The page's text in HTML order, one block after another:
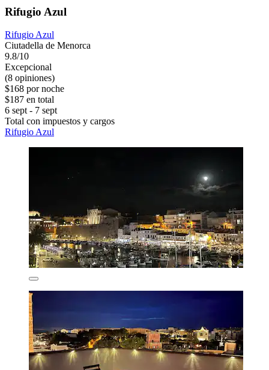
Rifugio Azul
Rifugio Azul
Ciutadella de Menorca
9.8/10
Excepcional
(8 opiniones)
$168 por noche
$187 en total
6 sept - 7 sept
Total con impuestos y cargos
Rifugio Azul